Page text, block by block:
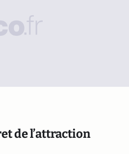
de l’attraction